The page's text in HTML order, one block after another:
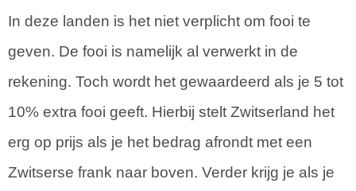
In deze landen is het niet verplicht om fooi te
geven. De fooi is namelijk al verwerkt in de
rekening. Toch wordt het gewaardeerd als je 5 tot
10% extra fooi geeft. Hierbij stelt Zwitserland het
erg op prijs als je het bedrag afrondt met een
Zwitserse frank naar boven. Verder krijg je als je